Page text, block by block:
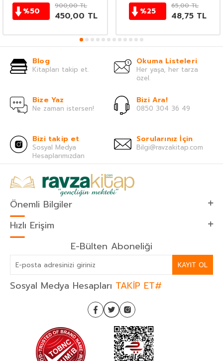
%50
900,00TL
450,00 TL %25
65,00TL
48,75 TL
Blog
Kitapları takip et.
Okuma Listeleri
Her yaşa, her tarza
özel.
Bize Yaz
Ne zaman istersen!
Bizi Ara!
0850 304 36 49
Bizi takip et
Sosyal Medya
Hesaplarımızdan
Sorularınız İçin
Bilgi@ravzakitap.com
Önemli Bilgiler
Hızlı Erişim
E-Bülten Aboneliği
KAYIT OL
Sosyal Medya Hesapları TAKİP ET#